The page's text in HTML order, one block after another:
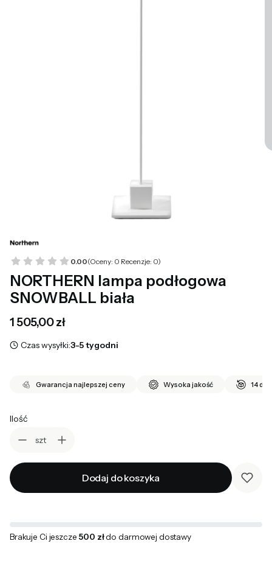
0.00(Oceny: 0 Recenzje: 0)
NORTHERN lampa podłogowa
SNOWBALL biała
Cena
1 505,00 zł
Czas wysyłki:3-5 tygodni
Gwarancja najlepszej ceny Wysoka jakość 14 dni
Ilość
szt
Dodaj do koszyka
Brakuje Ci jeszcze 500 złdo darmowej dostawy